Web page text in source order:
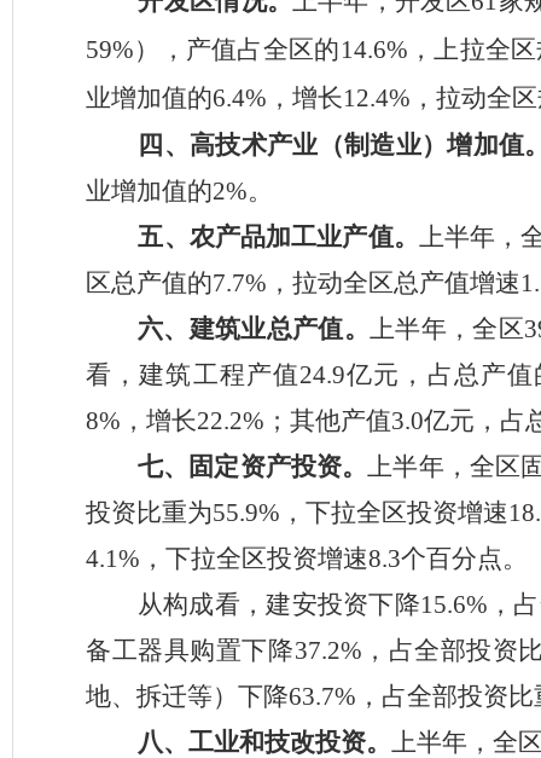
59%），产值占全区的14.6% ，上拉全
业增加值的6.4% ，增长12.4% ，拉动全
四、高技术产业（制造业）增加值
业增加值的2%。
五、 农产品加工业产值。 上半年 ，
区总产值的7.7% ，拉动全区总产值增速
六、 建筑业总产值。 上半年 ，全区
看，建筑工程产值24.9亿元，占总产值
8% ，增长22.2% ；其他产值3.0亿元，占
七、
固定资产投资。上半年， 全区
投资比重为55.9% ，下拉全区投资增速1
4.1% ，下拉全区投资增速8.3个百分点。
从构成看，建安投资下降15.6% ，
备工器具购置下降37.2% ，占全部投资
地、拆迁等）下降63.7% ，占全部投资
八、 工业和技改投资。 上半年， 全